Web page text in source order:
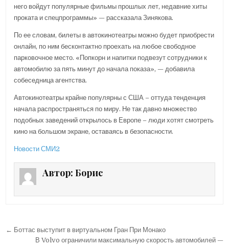
него войдут популярные фильмы прошлых лет, недавние хиты
проката и спецпрограммы» — рассказала Зинякова.
По ее словам, билеты в автокинотеатры можно будет приобрести
онлайн, по ним бесконтактно проехать на любое свободное
парковочное место. «Попкорн и напитки подвезут сотрудники к
автомобилю за пять минут до начала показа», — добавила
собеседница агентства.
Автокинотеатры крайне популярны с США – оттуда тенденция
начала распространяться по миру. Не так давно множество
подобных заведений открылось в Европе – люди хотят смотреть
кино на большом экране, оставаясь в безопасности.
Новости СМИ2
Автор: Борис
← Боттас выступит в виртуальном Гран При Монако
В Volvo ограничили максимальную скорость автомобилей —